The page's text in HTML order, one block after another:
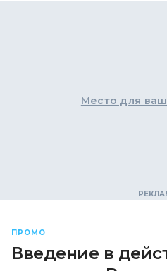
Место для
ПРОМО
Введение в